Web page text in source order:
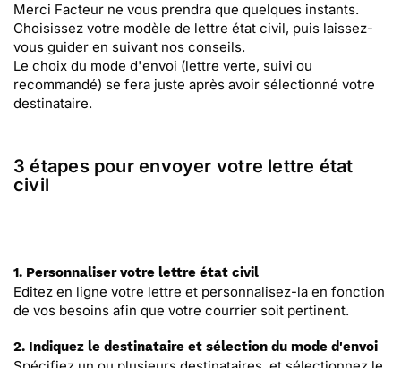
Merci Facteur ne vous prendra que quelques instants.
Choisissez votre modèle de lettre état civil, puis laissez-
vous guider en suivant nos conseils.
Le choix du mode d'envoi (lettre verte, suivi ou
recommandé) se fera juste après avoir sélectionné votre
destinataire.
3 étapes pour envoyer votre lettre état
civil
1. Personnaliser votre lettre état civil
Editez en ligne votre lettre et personnalisez-la en fonction
de vos besoins afin que votre courrier soit pertinent.
2. Indiquez le destinataire et sélection du mode d'envoi